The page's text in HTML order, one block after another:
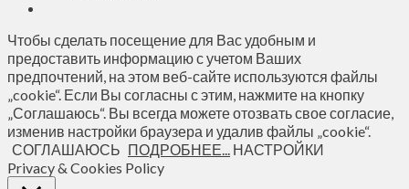
Чтобы сделать посещение для Вас удобным и
предоставить информацию с учетом Ваших
предпочтений, на этом веб-сайте используются файлы
„cookie“. Если Вы согласны с этим, нажмите на кнопку
„Соглашаюсь“. Вы всегда можете отозвать свое согласие,
изменив настройки браузера и удалив файлы „cookie“.
СОГЛАШАЮСЬ ПОДРОБНЕЕ... НАСТРОЙКИ
Privacy & Cookies Policy